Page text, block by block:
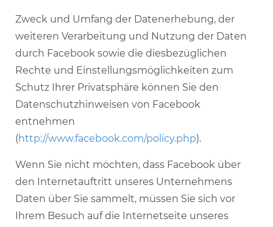
Zweck und Umfang der Datenerhebung, der
weiteren Verarbeitung und Nutzung der Daten
durch Facebook sowie die diesbezüglichen
Rechte und Einstellungsmöglichkeiten zum
Schutz Ihrer Privatsphäre können Sie den
Datenschutzhinweisen von Facebook
entnehmen
(http://www.facebook.com/policy.php).
Wenn Sie nicht möchten, dass Facebook über
den Internetauftritt unseres Unternehmens
Daten über Sie sammelt, müssen Sie sich vor
Ihrem Besuch auf die Internetseite unseres